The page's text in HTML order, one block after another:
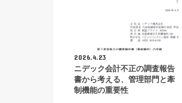
2026.4.23
ニデック会計不正の調査報告
書から考える、管理部門と牽
制機能の重要性